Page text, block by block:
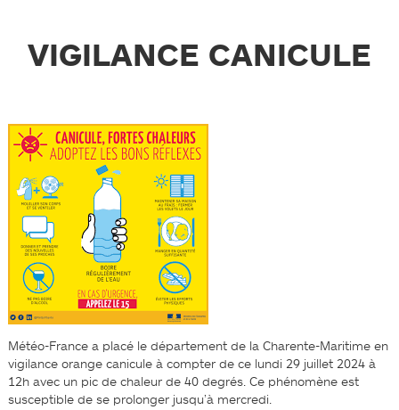
VIGILANCE CANICULE
Météo-France a placé le département de la Charente-Maritime en
vigilance orange canicule à compter de ce lundi 29 juillet 2024 à
12h avec un pic de chaleur de 40 degrés. Ce phénomène est
susceptible de se prolonger jusqu’à mercredi.